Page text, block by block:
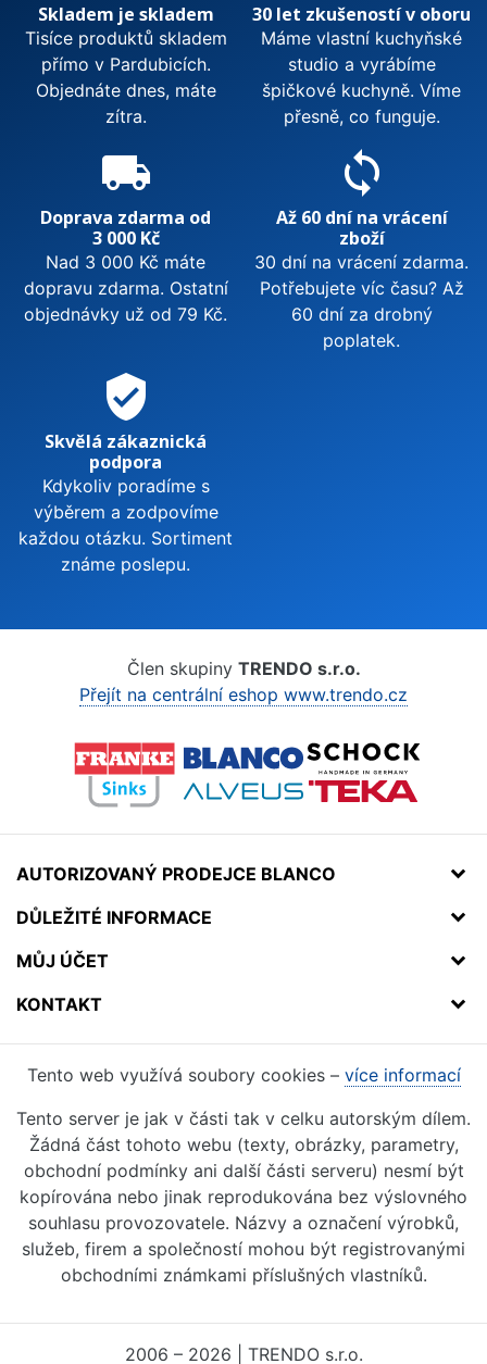
Skladem je skladem
Tisíce produktů skladem
přímo v Pardubicích.
Objednáte dnes, máte
zítra.
30 let zkušeností v oboru
Máme vlastní kuchyňské
studio a vyrábíme
špičkové kuchyně. Víme
přesně, co funguje.
local_shipping
Doprava zdarma od
3 000 Kč
Nad 3 000 Kč máte
dopravu zdarma. Ostatní
objednávky už od 79 Kč.
sync
Až 60 dní na vrácení
zboží
30 dní na vrácení zdarma.
Potřebujete víc času? Až
60 dní za drobný
poplatek.
verified_user
Skvělá zákaznická
podpora
Kdykoliv poradíme s
výběrem a zodpovíme
každou otázku. Sortiment
známe poslepu.
Člen skupiny TRENDO s.r.o.
Přejít na centrální eshop www.trendo.cz
AUTORIZOVANÝ PRODEJCE BLANCO
DŮLEŽITÉ INFORMACE
MŮJ ÚČET
KONTAKT
Tento web využívá soubory cookies – více informací
Tento server je jak v části tak v celku autorským dílem.
Žádná část tohoto webu (texty, obrázky, parametry,
obchodní podmínky ani další části serveru) nesmí být
kopírována nebo jinak reprodukována bez výslovného
souhlasu provozovatele. Názvy a označení výrobků,
služeb, firem a společností mohou být registrovanými
obchodními známkami příslušných vlastníků.
2006 – 2026 | TRENDO s.r.o.